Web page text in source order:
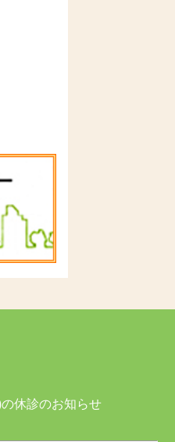
休診のお知らせ